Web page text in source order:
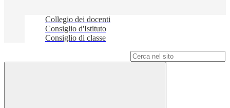
Collegio dei docenti
Consiglio d'Istituto
Consiglio di classe